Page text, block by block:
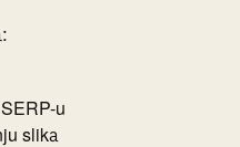
u
slika